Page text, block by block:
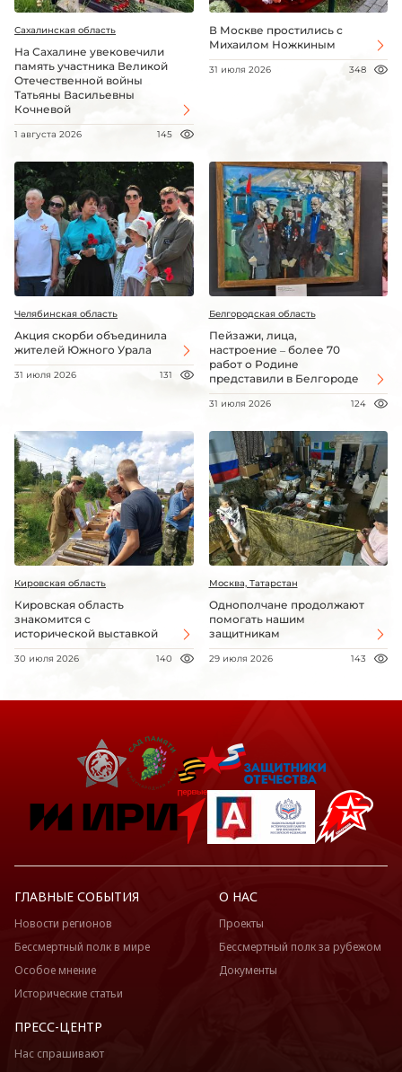
Сахалинская область
На Сахалине увековечили
память участника Великой
Отечественной войны
Татьяны Васильевны
Кочневой
1 августа 2026 145
В Москве простились с
Михаилом Ножкиным
31 июля 2026 348
Челябинская область
Акция скорби объединила
жителей Южного Урала
31 июля 2026 131
Белгородская область
Пейзажи, лица,
настроение – более 70
работ о Родине
представили в Белгороде
31 июля 2026 124
Кировская область
Кировская область
знакомится с
исторической выставкой
30 июля 2026 140
Москва, Татарстан
Однополчане продолжают
помогать нашим
защитникам
29 июля 2026 143
ГЛАВНЫЕ СОБЫТИЯ
Новости регионов
Бессмертный полк в мире
Особое мнение
Исторические статьи
О НАС
Проекты
Бессмертный полк за рубежом
Документы
ПРЕСС-ЦЕНТР
Нас спрашивают